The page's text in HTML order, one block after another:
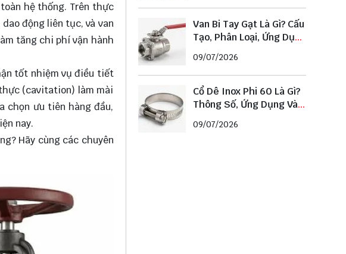
hệ thống. Trên thực
động liên tục, và van
tăng chi phí vận hành
tốt nhiệm vụ điều tiết
(cavitation) làm mài
chọn ưu tiên hàng đầu,
nay.
Hãy cùng các chuyên
Van Bi Tay Gạt Là Gì? Cấu
Tạo, Phân Loại, Ứng Dụng
Và Cách Chọn Chuẩn
09/07/2026
Cổ Dê Inox Phi 60 Là Gì?
Thông Số, Ứng Dụng Và
Cách Chọn Đúng Kích
Thước
09/07/2026